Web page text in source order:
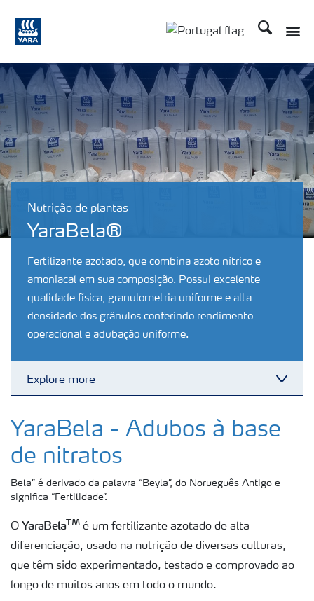
Procurar
Nutrição de plantas
YaraBela®
Fertilizante azotado, que combina azoto nítrico e
amoniacal em sua composição. Possui excelente
qualidade física, granulometria uniforme e alta
densidade dos grânulos conferindo rendimento
operacional e adubação uniforme.
Explore more
Produtos
Ferramentas
Culturas
YaraBela - Adubos à base
de nitratos
Bela” é derivado da palavra “Beyla”, do Norueguês Antigo e
significa “Fertilidade”.
O YaraBelaTM é um fertilizante azotado de alta
diferenciação, usado na nutrição de diversas culturas,
que têm sido experimentado, testado e comprovado ao
longo de muitos anos em todo o mundo.